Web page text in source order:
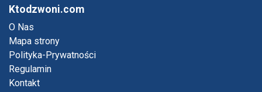
Ktodzwoni.com
O Nas
Mapa strony
Polityka-Prywatności
Regulamin
Kontakt